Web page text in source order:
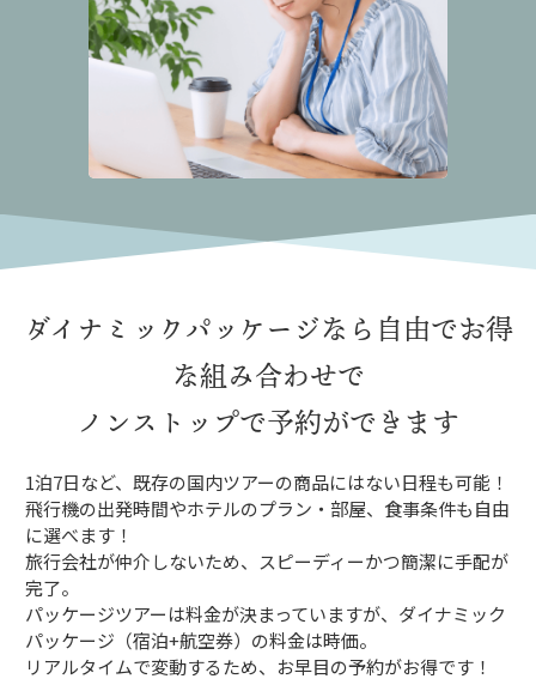
ダイナミックパッケージなら 自由でお得
な組み合わせで
ノンストップで予約ができます
1泊7日など、既存の国内ツアーの商品にはない日程も可能！
飛行機の出発時間やホテルのプラン・部屋、食事条件も自由
に選べます！
旅行会社が仲介しないため、スピーディーかつ簡潔に手配が
完了。
パッケージツアーは料金が決まっていますが、ダイナミック
パッケージ（宿泊+航空券）の料金は時価。
リアルタイムで変動するため、お早目の予約がお得です！